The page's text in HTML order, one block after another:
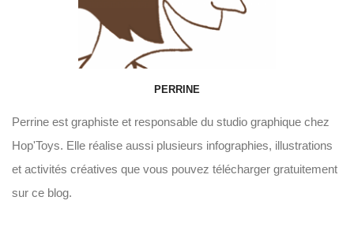
PERRINE
Perrine est graphiste et responsable du studio graphique chez
Hop'Toys. Elle réalise aussi plusieurs infographies, illustrations
et activités créatives que vous pouvez télécharger gratuitement
sur ce blog.